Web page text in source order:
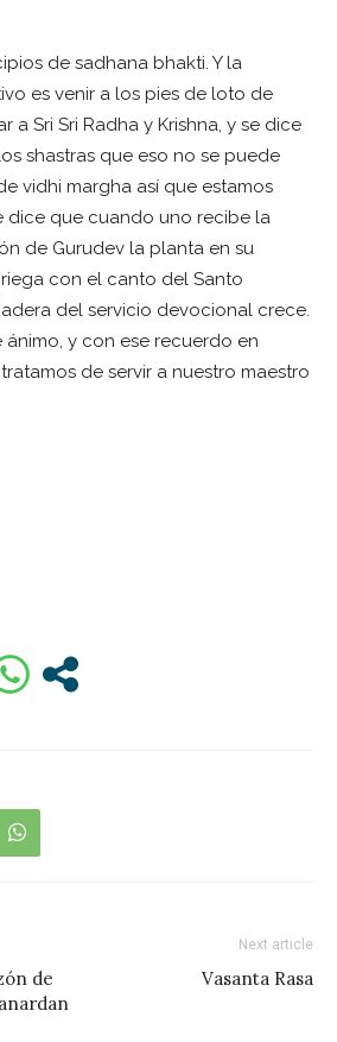
de sadhana bhakti. Y la
es venir a los pies de loto de
a Sri Sri Radha y Krishna, y se dice
shastras que eso no se puede
vidhi margha así que estamos
dice que cuando uno recibe la
de Gurudev la planta en su
con el canto del Santo
del servicio devocional crece.
y con ese recuerdo en
de servir a nuestro maestro
de
Next article
Vasanta Rasa